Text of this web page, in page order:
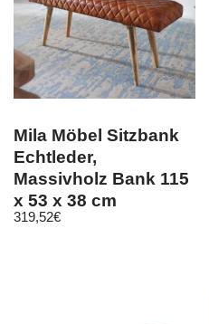
Mila Möbel Sitzbank
Echtleder,
Massivholz Bank 115
x 53 x 38 cm
319,52€